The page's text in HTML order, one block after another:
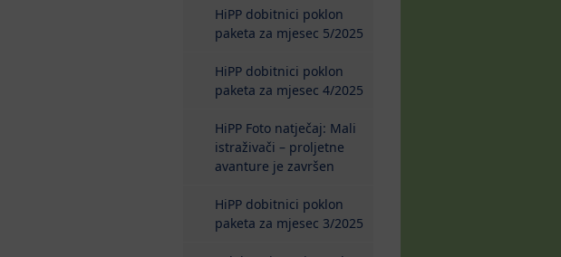
HiPP dobitnici poklon
paketa za mjesec 5/2025
HiPP dobitnici poklon
paketa za mjesec 4/2025
HiPP Foto natječaj: Mali
istraživači – proljetne
avanture je završen
HiPP dobitnici poklon
paketa za mjesec 3/2025